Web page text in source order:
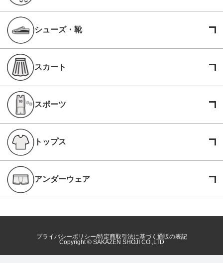
シューズ・靴
スカート
スポーツ
トップス
アンダーウェア
プライバシーポリシー 特定商取引法に基づく通販の表記
Copyright © SAKAZEN SHOJI CO.,LTD